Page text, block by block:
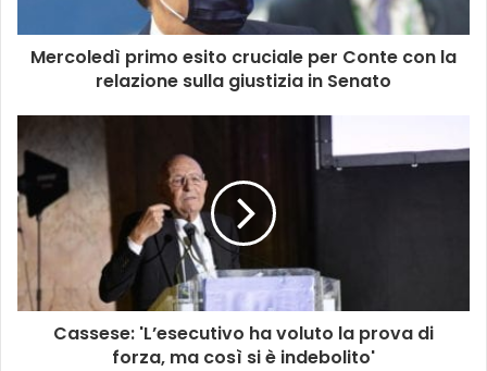
Mercoledì primo esito cruciale per Conte con la
relazione sulla giustizia in Senato
Cassese: 'L’esecutivo ha voluto la prova di
forza, ma così si è indebolito'